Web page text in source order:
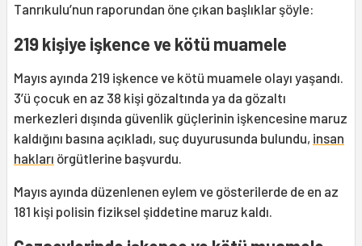
Tanrıkulu’nun raporundan öne çıkan başlıklar şöyle:
219 kişiye işkence ve kötü muamele
Mayıs ayında 219 işkence ve kötü muamele olayı yaşandı.
3’ü çocuk en az 38 kişi gözaltında ya da gözaltı
merkezleri dışında güvenlik güçlerinin işkencesine maruz
kaldığını basına açıkladı, suç duyurusunda bulundu, insan
hakları örgütlerine başvurdu.
Mayıs ayında düzenlenen eylem ve gösterilerde de en az
181 kişi polisin fiziksel şiddetine maruz kaldı.